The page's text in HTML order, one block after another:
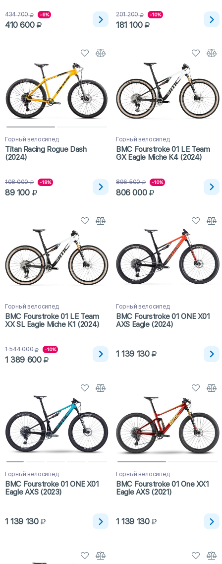
434 700 -6%
410 600
201 200 -10%
181 100
Горный велосипед
Titan Racing Rogue Dash
(2024)
108 000 -18%
89 100
Горный велосипед
BMC Fourstroke 01 LE Team
GX Eagle Miche K4 (2024)
896 500 -10%
806 000
Горный велосипед
BMC Fourstroke 01 LE Team
XX SL Eagle Miche K1 (2024)
1 544 000 -10%
1 389 600
Горный велосипед
BMC Fourstroke 01 ONE X01
AXS Eagle (2024)
1 139 130
Горный велосипед
BMC Fourstroke 01 ONE X01
Eagle AXS (2023)
1 139 130
Горный велосипед
BMC Fourstroke 01 One XX1
Eagle AXS (2021)
1 139 130